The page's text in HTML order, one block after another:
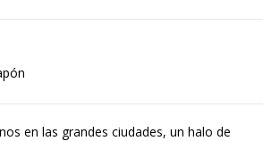
en las grandes ciudades, un halo de
SAINT-GOBAIN IMPTEK – XI CONVENCIÓN